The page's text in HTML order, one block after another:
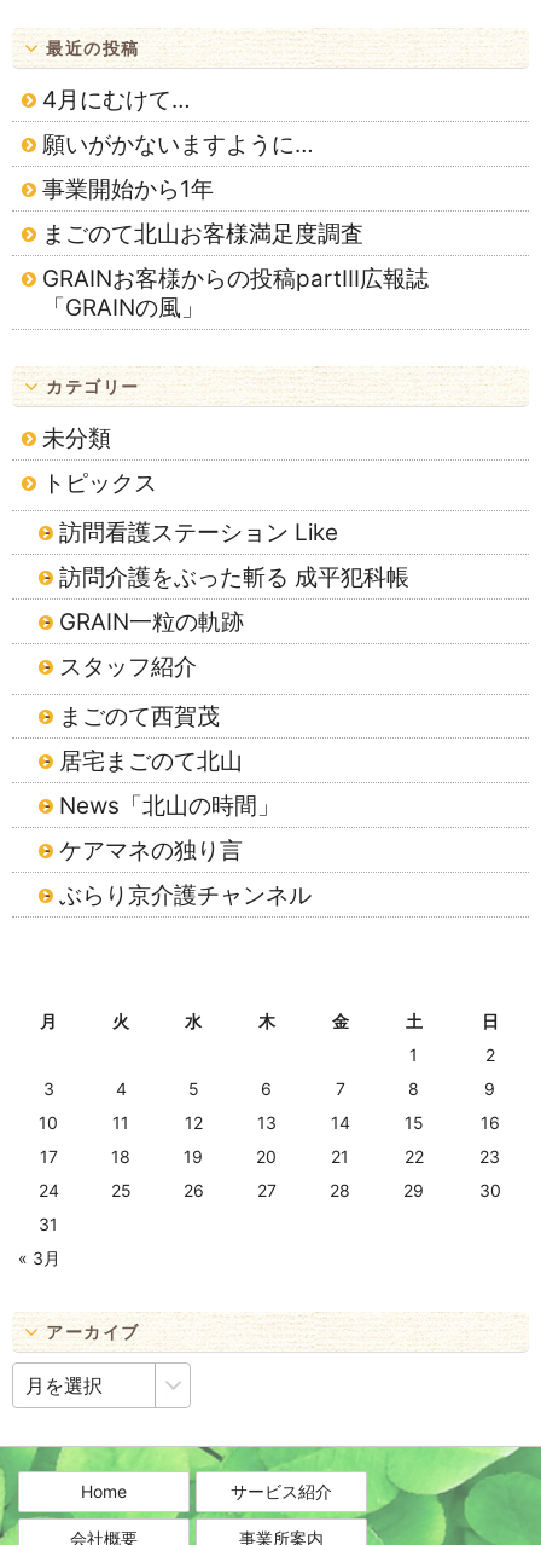
最近の投稿
4月にむけて…
願いがかないますように…
事業開始から1年
まごのて北山お客様満足度調査
GRAINお客様からの投稿partⅢ広報誌
「GRAINの風」
カテゴリー
未分類
トピックス
訪問看護ステーション Like
訪問介護をぶった斬る 成平犯科帳
GRAIN一粒の軌跡
スタッフ紹介
まごのて西賀茂
居宅まごのて北山
News「北山の時間」
ケアマネの独り言
ぶらり京介護チャンネル
月 火 水 木 金 土
日
1
2
3
4 5 6 7 8
9
10
11 12 13 14 15
16
17
18 19 20 21 22
23
24
25 26 27 28 29
30
31
« 3月
アーカイブ
ア
ー
カ
ブ
Home
サービス紹介
会社概要 事業所案内